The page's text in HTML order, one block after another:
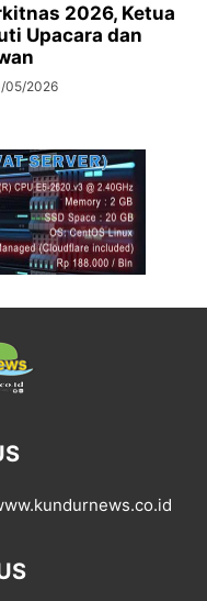
2026, Ketua
Upacara dan
05/2026